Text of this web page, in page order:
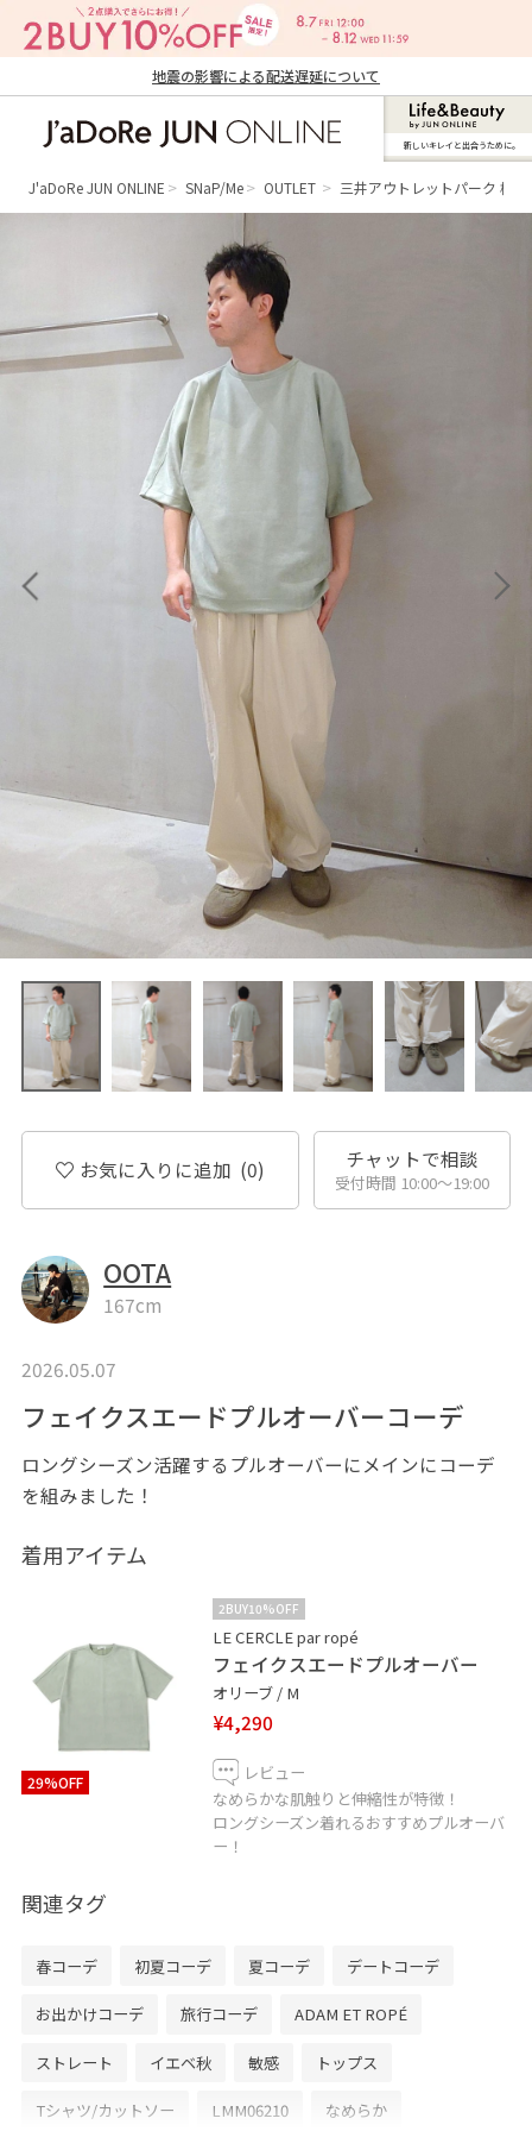
地震の影響による配送遅延について
ン オンライン）
新しいキレイと出合うために。
J'aDoRe JUN ONLINE SNaP/Me OUTLET 三井アウトレットパーク 横
お気に入りに追加 (0) チャットで相談
受付時間 10:00〜19:00
OOTA
167cm
2026.05.07
フェイクスエードプルオーバーコーデ
ロングシーズン活躍するプルオーバーにメインにコーデ
を組みました！
着用アイテム
29%OFF
2BUY10%OFF
LE CERCLE par ropé
フェイクスエードプルオーバー
オリーブ / M
¥4,290
レビュー
なめらかな肌触りと伸縮性が特徴！
ロングシーズン着れるおすすめプルオーバ
ー！
関連タグ
春コーデ 初夏コーデ 夏コーデ デートコーデ
お出かけコーデ 旅行コーデ ADAM ET ROPÉ
ストレート イエベ秋 敏感 トップス
Tシャツ/カットソー LMM06210 なめらか